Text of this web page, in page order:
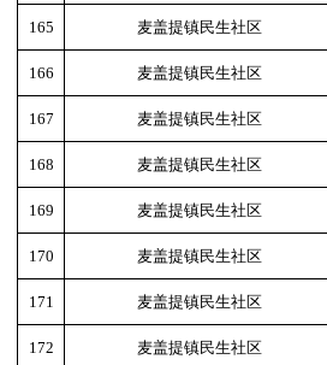
165 麦盖提镇民生社区
166 麦盖提镇民生社区
167 麦盖提镇民生社区
168 麦盖提镇民生社区
169 麦盖提镇民生社区
170 麦盖提镇民生社区
171 麦盖提镇民生社区
172 麦盖提镇民生社区